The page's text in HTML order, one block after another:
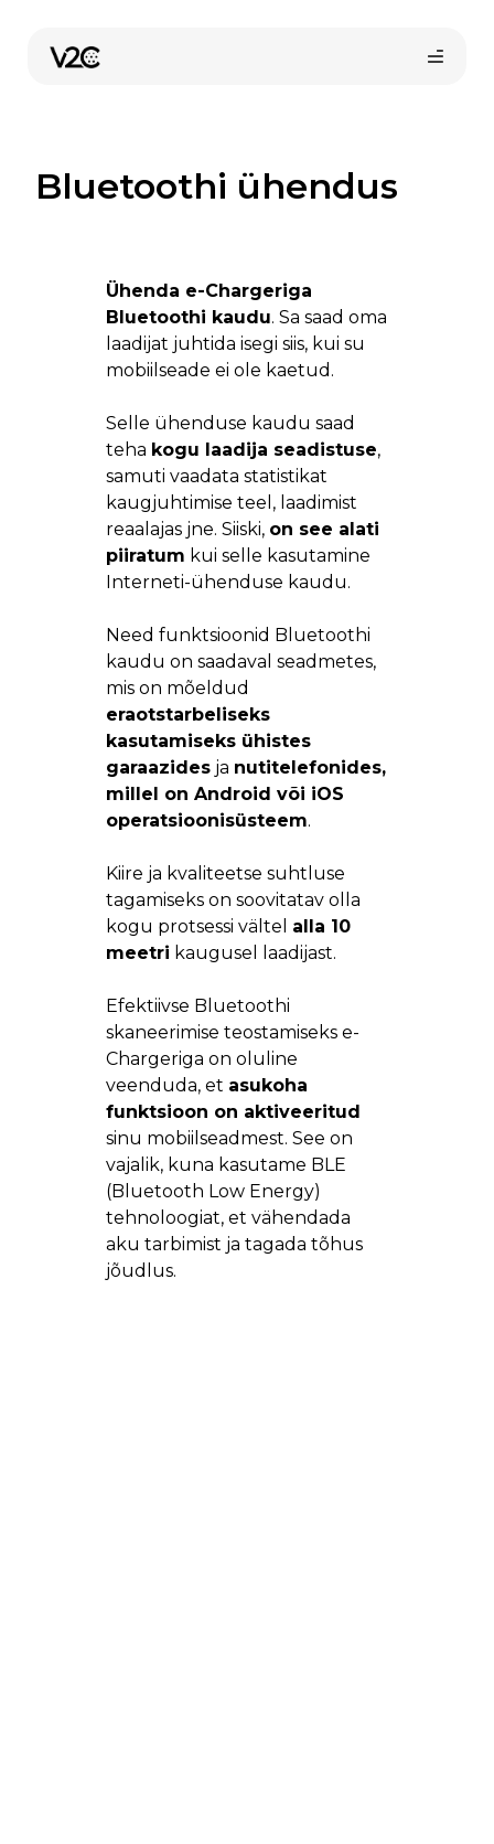
content
Osta veebist
Bluetoothi ühendus
Ühenda e-Chargeriga
Bluetoothi kaudu. Sa saad oma
laadijat juhtida isegi siis, kui su
mobiilseade ei ole kaetud.
Selle ühenduse kaudu saad
teha kogu laadija seadistuse,
samuti vaadata statistikat
kaugjuhtimise teel, laadimist
reaalajas jne. Siiski, on see alati
piiratum kui selle kasutamine
Interneti-ühenduse kaudu.
Need funktsioonid Bluetoothi
kaudu on saadaval seadmetes,
mis on mõeldud
eraotstarbeliseks
kasutamiseks ühistes
garaazides ja nutitelefonides,
millel on Android või iOS
operatsioonisüsteem.
Kiire ja kvaliteetse suhtluse
tagamiseks on soovitatav olla
kogu protsessi vältel alla 10
meetri kaugusel laadijast.
Efektiivse Bluetoothi
skaneerimise teostamiseks e-
Chargeriga on oluline
veenduda, et asukoha
funktsioon on aktiveeritud
sinu mobiilseadmest. See on
vajalik, kuna kasutame BLE
(Bluetooth Low Energy)
tehnoloogiat, et vähendada
aku tarbimist ja tagada tõhus
jõudlus.